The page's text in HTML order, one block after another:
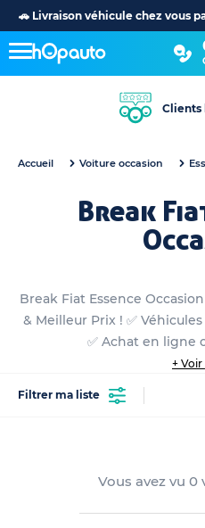
🚗 Livraison véhicule chez vous
Clients
Accueil Voiture occasion
Break
Break Fiat Essence
& Meilleur Prix ! ✅
✅ Achat en ligne
+
Filtrer ma liste
Vous avez vu 0